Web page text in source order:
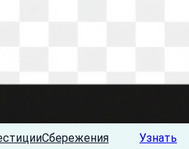
Сбережения
Узнать